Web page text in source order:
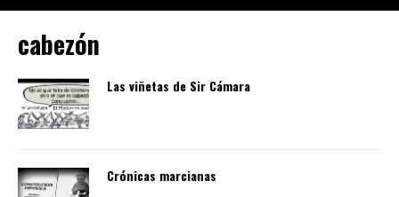
cabezón
Las viñetas de Sir Cámara
Crónicas marcianas